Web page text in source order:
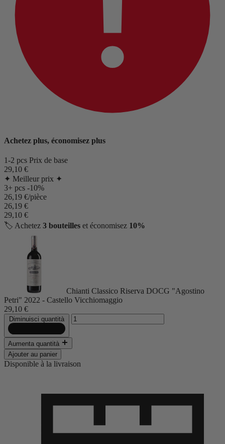
Achetez plus, économisez plus
1-2 pcs Prix de base
29,10 €
✦ Meilleur prix ✦
3+ pcs -10%
26,19 €/pièce
26,19 €
29,10 €
🏷️ Achetez 3 bouteilles et économisez 10%
Chianti Classico Riserva DOCG "Agostino
Petri" 2022 - Castello Vicchiomaggio
29,10 €
Diminuisci quantità
Aumenta quantità
Ajouter au panier
Disponible à la livraison